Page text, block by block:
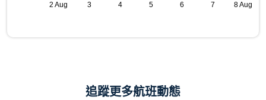
2 Aug 3 4 5 6 7 8 Aug
追蹤更多航班動態